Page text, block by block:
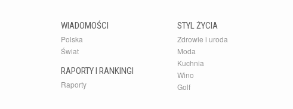
WIADOMOŚCI
Polska
Świat
RAPORTY I RANKINGI
Raporty
STYL ŻYCIA
Zdrowie i uroda
Moda
Kuchnia
Wino
Golf